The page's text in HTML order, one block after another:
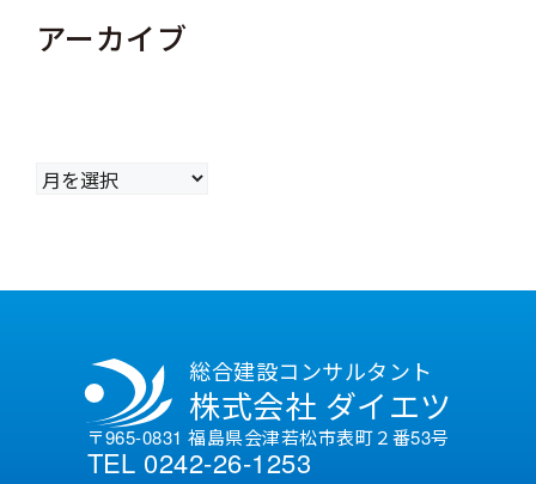
アーカイブ
ア
総合建設コンサルタント
株式会社 ダイエツ
〒965-0831 福島県会津若松市表町２番53号
TEL 0242-26-1253